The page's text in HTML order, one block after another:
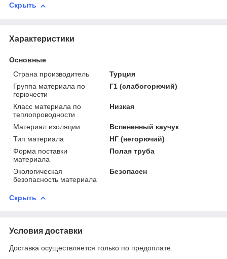
Скрыть
Характеристики
Основные
Страна производитель
Турция
Группа материала по
горючести
Г1 (слабогорючий)
Класс материала по
теплопроводности
Низкая
Материал изоляции
Вспененный каучук
Тип материала
НГ (негорючий)
Форма поставки
материала
Полая труба
Экологическая
безопасность материала
Безопасен
Скрыть
Условия доставки
Доставка осуществляется только по предоплате.